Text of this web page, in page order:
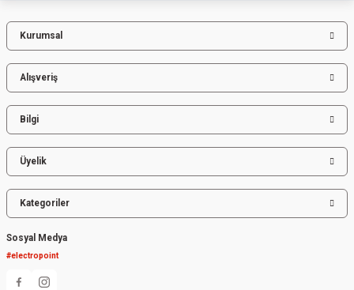
Gönder
Kurumsal
Alışveriş
Bilgi
Üyelik
Kategoriler
Sosyal Medya
#electropoint